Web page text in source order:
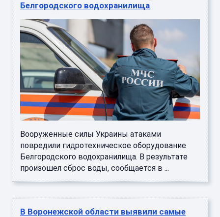
Белгородского водохранилища
Вооруженные силы Украины атаками
повредили гидротехническое оборудование
Белгородского водохранилища. В результате
произошел сброс воды, сообщается в ...
В Воронежской области выявили самые